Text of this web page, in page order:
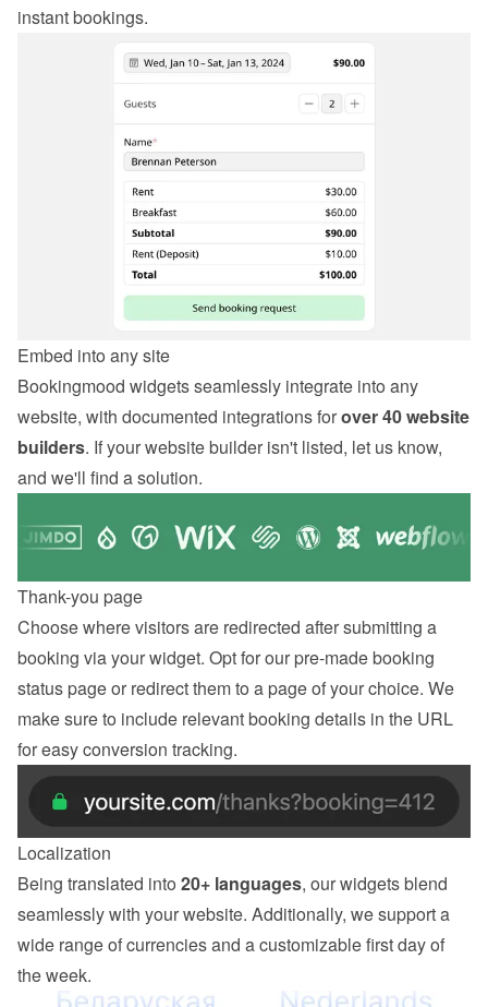
instant bookings.
Embed into any site
Bookingmood widgets seamlessly integrate into any
website, with documented integrations for over 40 website
builders. If your website builder isn't listed, let us know,
and we'll find a solution.
Thank-you page
Choose where visitors are redirected after submitting a
booking via your widget. Opt for our pre-made booking
status page or redirect them to a page of your choice. We
make sure to include relevant booking details in the URL
for easy conversion tracking.
Localization
Being translated into 20+ languages, our widgets blend
seamlessly with your website. Additionally, we support a
wide range of currencies and a customizable first day of
the week.